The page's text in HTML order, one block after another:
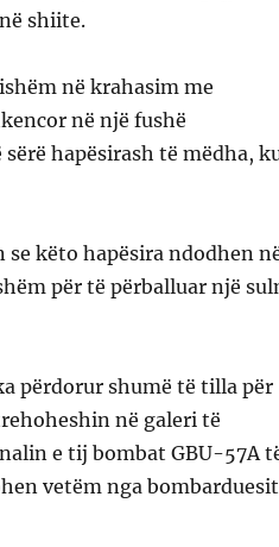
shiite.
në krahasim me
në një fushë
hapësirash të mëdha,
këto hapësira ndodhen
për të përballuar një
përdorur shumë të tilla për
në galeri të
e tij bombat GBU-57A
vetëm nga bombarduesit